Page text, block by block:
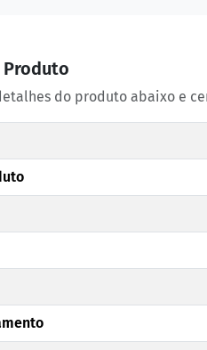
do produto abaixo e